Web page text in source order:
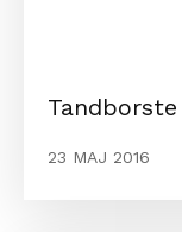
23 MAJ 2016